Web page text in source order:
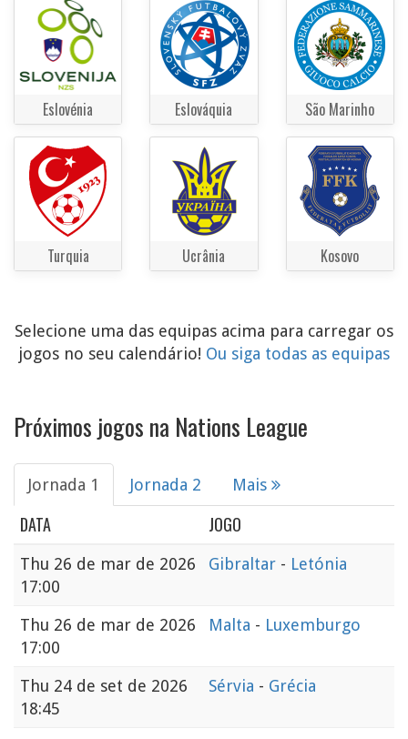
Eslovénia Eslováquia São Marinho
Turquia Ucrânia Kosovo
Selecione uma das equipas acima para carregar os
jogos no seu calendário! Ou siga todas as equipas
Próximos jogos na Nations League
Jornada 1 Jornada 2 Mais
DATA JOGO
Thu 26 de mar de 2026
17:00
Gibraltar - Letónia
Thu 26 de mar de 2026
17:00
Malta - Luxemburgo
Thu 24 de set de 2026
18:45
Sérvia - Grécia